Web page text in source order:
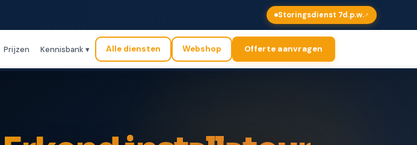
Storingsdienst 7d.p.w.
Prijzen Kennisbank ▾ Alle diensten Webshop Offerte aanvragen